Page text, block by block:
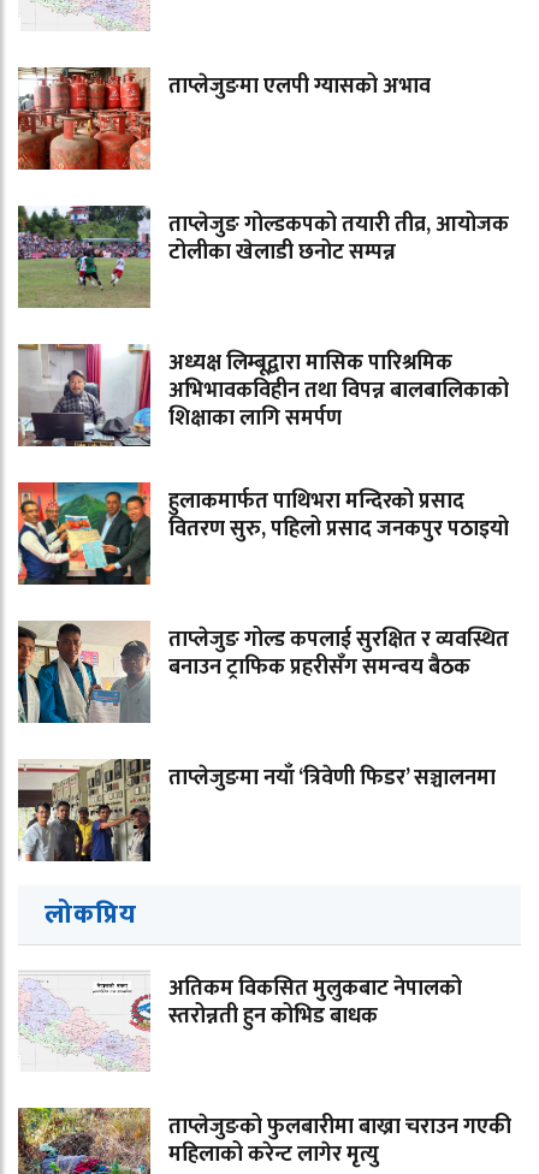
ताप्लेजुङमा एलपी ग्यासको अभाव
ताप्लेजुङ गोल्डकपको तयारी तीव्र, आयोजक
टोलीका खेलाडी छनोट सम्पन्न
अध्यक्ष लिम्बूद्वारा मासिक पारिश्रमिक
अभिभावकविहीन तथा विपन्न बालबालिकाको
शिक्षाका लागि समर्पण
हुलाकमार्फत पाथिभरा मन्दिरको प्रसाद
वितरण सुरु, पहिलो प्रसाद जनकपुर पठाइयो
ताप्लेजुङ गोल्ड कपलाई सुरक्षित र व्यवस्थित
बनाउन ट्राफिक प्रहरीसँग समन्वय बैठक
ताप्लेजुङमा नयाँ ‘त्रिवेणी फिडर’ सञ्चालनमा
लोकप्रिय
अतिकम विकसित मुलुकबाट नेपालको
स्तरोन्नती हुन कोभिड बाधक
ताप्लेजुङको फुलबारीमा बाख्रा चराउन गएकी
महिलाको करेन्ट लागेर मृत्यु